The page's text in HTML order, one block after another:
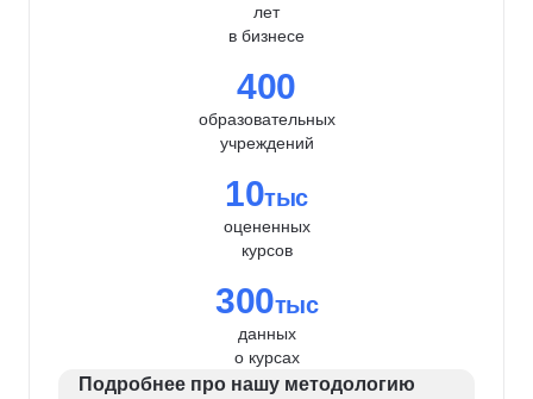
лет
в бизнесе
400
образовательных
учреждений
10тыс
оцененных
курсов
300тыс
данных
о курсах
Подробнее про нашу методологию